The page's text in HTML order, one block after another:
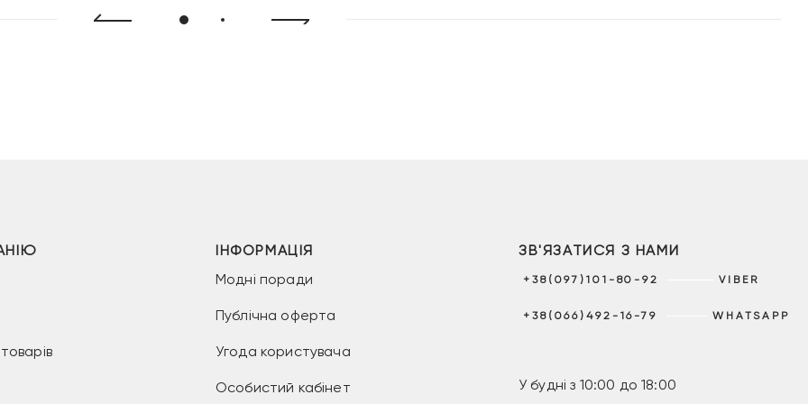
ІНФОРМАЦІЯ
Модні поради
Публічна оферта
Угода користувача
Особистий кабінет
ЗВ'ЯЗАТИСЯ З НАМИ
+38(097)101-80-92 VIBER
+38(066)492-16-79 WHATSAPP
У будні з 10:00 до 18:00